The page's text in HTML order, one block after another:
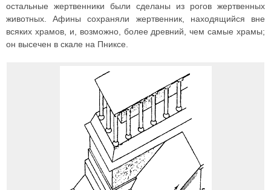
остальные жертвенники были сделаны из рогов жертвенных
животных. Афины сохраняли жертвенник, находящийся вне
всяких храмов, и, возможно, более древний, чем самые храмы;
он высечен в скале на Пниксе.